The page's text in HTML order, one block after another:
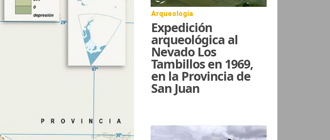
Arqueología
Expedición
arqueológica al
Nevado Los
Tambillos en 1969,
en la Provincia de
San Juan